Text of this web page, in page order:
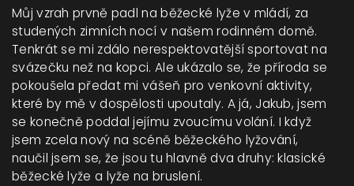
Můj vzrah prvně padl na běžecké lyže v mládí, za
studených zimních nocí v našem rodinném domě.
Tenkrát se mi zdálo nerespektovatější sportovat na
svázečku než na kopci. Ale ukázalo se, že příroda se
pokoušela předat mi vášeň pro venkovní aktivity,
které by mě v dospělosti upoutaly. A já, Jakub, jsem
se konečně poddal jejímu zvoucímu volání. I když
jsem zcela nový na scéně běžeckého lyžování,
naučil jsem se, že jsou tu hlavně dva druhy: klasické
běžecké lyže a lyže na bruslení.